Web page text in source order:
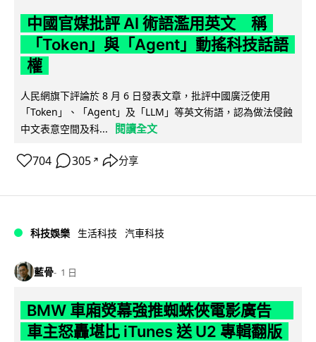
中國官媒批評 AI 術語濫用英文 稱
「Token」與「Agent」動搖科技話語
權
人民網旗下評論於 8 月 6 日發表文章，批評中國廣泛使用
「Token」、「Agent」及「LLM」等英文術語，認為做法侵蝕
中文表意空間及科...
閱讀全文
704 305 ↗ 分享
科技娛樂 生活科技 汽車科技
藍骨 1 日
BMW 車廂熒幕強推蜘蛛俠電影廣告
車主怒轟堪比 iTunes 送 U2 專輯翻版